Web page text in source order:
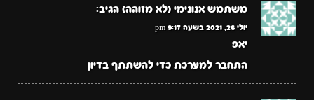
משתמש אנונימי (לא מזוהה) הגיב:
יולי 26, 2021 בשעה 9:17 pm
יאפ
התחבר למערכת כדי להשתתף בדיון